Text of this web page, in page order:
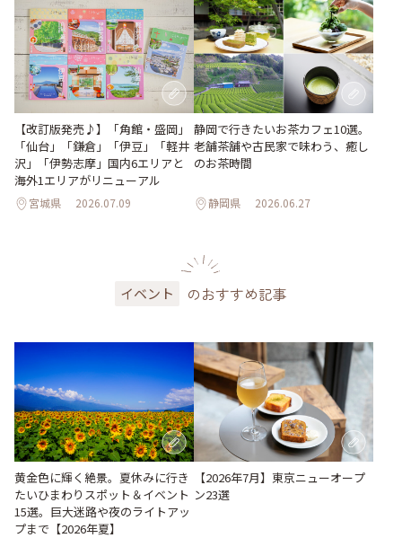
【改訂版発売♪】「角館・盛岡」
「仙台」「鎌倉」「伊豆」「軽井
沢」「伊勢志摩」国内6エリアと
海外1エリアがリニューアル
宮城県 2026.07.09
静岡で行きたいお茶カフェ10選。
老舗茶舗や古民家で味わう、癒し
のお茶時間
静岡県 2026.06.27
イベント のおすすめ記事
黄金色に輝く絶景。夏休みに行き
たいひまわりスポット＆イベント
15選。巨大迷路や夜のライトアッ
プまで【2026年夏】
【2026年7月】東京ニューオープ
ン23選